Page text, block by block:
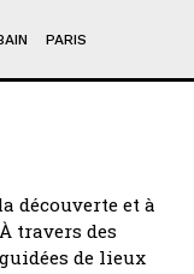
PARIS
découverte et à
travers des
de lieux